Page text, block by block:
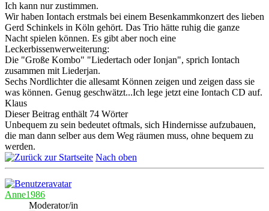
Ich kann nur zustimmen.
Wir haben Iontach erstmals bei einem Besenkammkonzert des lieben
Gerd Schinkels in Köln gehört. Das Trio hätte ruhig die ganze
Nacht spielen können. Es gibt aber noch eine
Leckerbissenwerweiterung:
Die "Große Kombo" "Liedertach oder Ionjan", sprich Iontach
zusammen mit Liederjan.
Sechs Nordlichter die allesamt Können zeigen und zeigen dass sie
was können. Genug geschwätzt...Ich lege jetzt eine Iontach CD auf.
Klaus
Dieser Beitrag enthält 74 Wörter
Unbequem zu sein bedeutet oftmals, sich Hindernisse aufzubauen,
die man dann selber aus dem Weg räumen muss, ohne bequem zu
werden.
Nach oben
Anne1986
Moderator/in